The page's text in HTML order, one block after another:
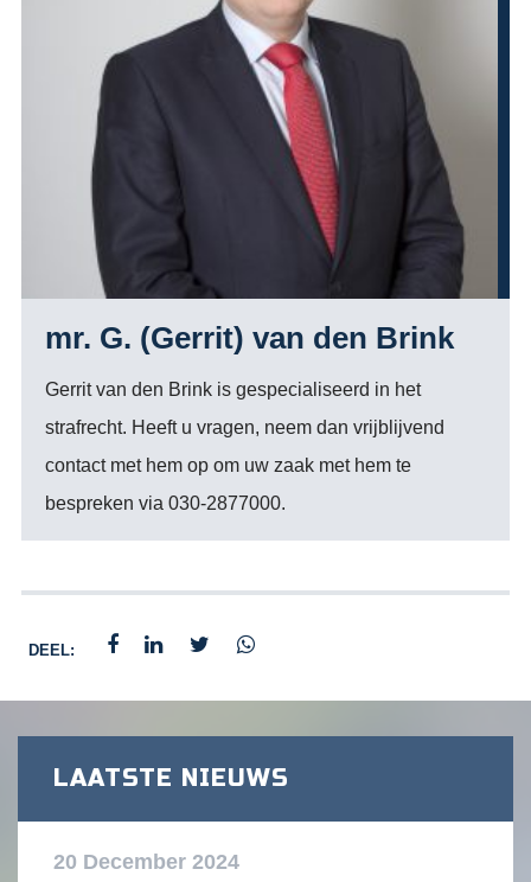
mr. G. (Gerrit) van den Brink
Gerrit van den Brink is gespecialiseerd in het
strafrecht. Heeft u vragen, neem dan vrijblijvend
contact met hem op om uw zaak met hem te
bespreken via 030-2877000.
DEEL:
LAATSTE NIEUWS
20 December 2024